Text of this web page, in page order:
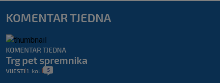
KOMENTAR TJEDNA
KOMENTAR TJEDNA
Trg pet spremnika
VIJESTI 1. kol. 5